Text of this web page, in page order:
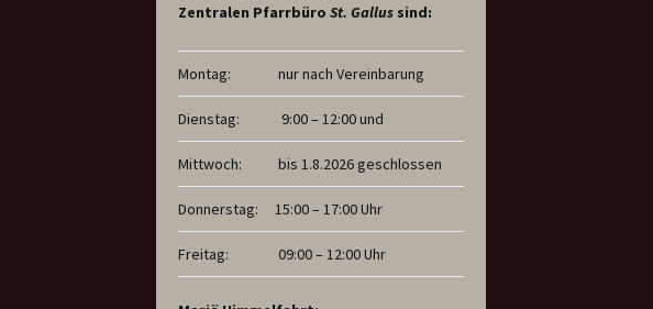
Zentralen Pfarrbüro St. Gallus sind:
Montag: nur nach Vereinbarung
Dienstag: 9:00 – 12:00 und
Mittwoch: bis 1.8.2026 geschlossen
Donnerstag: 15:00 – 17:00 Uhr
Freitag: 09:00 – 12:00 Uhr